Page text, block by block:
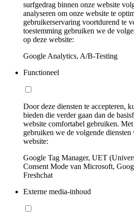
surfgedrag binnen onze website
analyseren om onze website te
gebruikerservaring voortdurend te
toestemming gebruiken we de
op deze website:
Google Analytics, A/B-Testing
Functioneel
Door deze diensten te accepteren,
bieden die verder gaan dan de
website comfortabel gebruiken.
gebruiken we de volgende diensten
website:
Google Tag Manager, UET
Consent Mode van Microsoft,
Freshchat
Externe media-inhoud